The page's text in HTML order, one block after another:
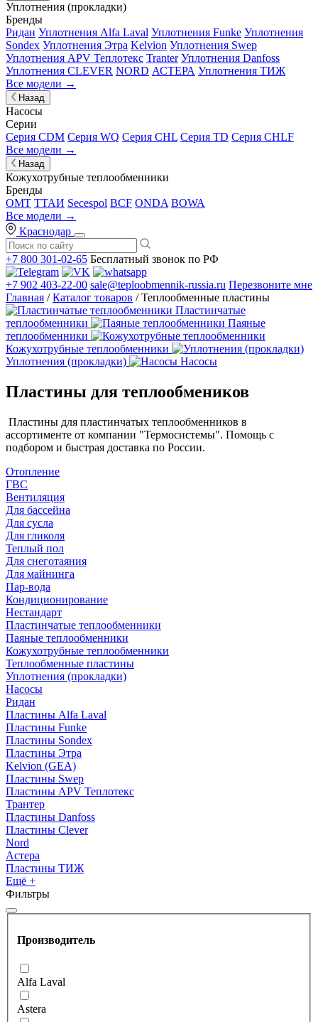
Уплотнения (прокладки)
Бренды
Ридан Уплотнения Alfa Laval Уплотнения Funke Уплотнения
Sondex Уплотнения Этра Kelvion Уплотнения Swep
Уплотнения APV Теплотекс Tranter Уплотнения Danfoss
Уплотнения CLEVER NORD АСТЕРА Уплотнения ТИЖ
Все модели →
Назад
Насосы
Серии
Серия CDM Серия WQ Серия CHL Серия TD Серия CHLF
Все модели →
Назад
Кожухотрубные теплообменники
Бренды
OMT ТТАИ Secespol BCF ONDA BOWA
Все модели →
Краснодар
+7 800 301-02-65 Бесплатный звонок по РФ
+7 902 403-22-00 sale@teploobmennik-russia.ru Перезвоните мне
Главная /Каталог товаров / Теплообменные пластины
Пластинчатые
теплообменники
Паяные
теплообменники
Кожухотрубные теплообменники
Уплотнения (прокладки)
Насосы
Пластины для теплообмеников
Пластины для пластинчатых теплообменников в
ассортименте от компании "Термосистемы". Помощь с
подбором и быстрая доставка по России.
Отопление
ГВС
Вентиляция
Для бассейна
Для сусла
Для гликоля
Теплый пол
Для снеготаяния
Для майнинга
Пар-вода
Кондиционирование
Нестандарт
Пластинчатые теплообменники
Паяные теплообменники
Кожухотрубные теплообменники
Теплообменные пластины
Уплотнения (прокладки)
Насосы
Ридан
Пластины Alfa Laval
Пластины Funke
Пластины Sondex
Пластины Этра
Kelvion (GEA)
Пластины Swep
Пластины APV Теплотекс
Трантер
Пластины Danfoss
Пластины Clever
Nord
Астера
Пластины ТИЖ
Ещё +
Фильтры
Производитель
Alfa Laval
Astera